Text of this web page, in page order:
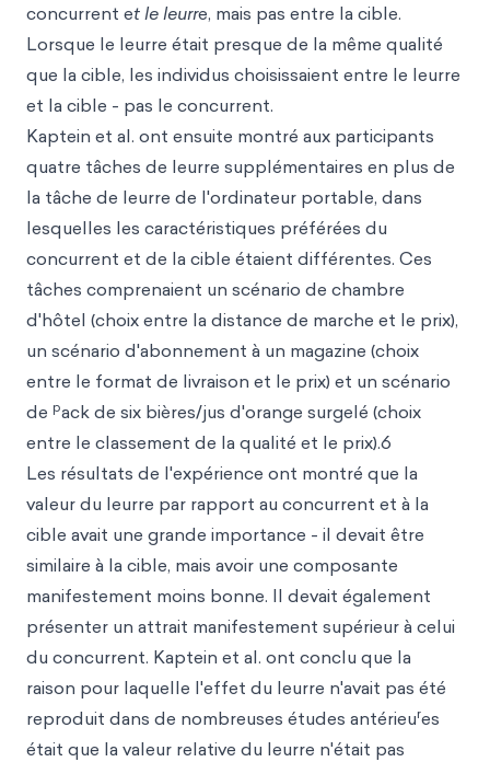
concurrent et le leurre, mais pas entre la cible.
Lorsque le leurre était presque de la même qualité
que la cible, les individus choisissaient entre le leurre
et la cible - pas le concurrent.
Kaptein et al. ont ensuite montré aux participants
quatre tâches de leurre supplémentaires en plus de
la tâche de leurre de l'ordinateur portable, dans
lesquelles les caractéristiques préférées du
concurrent et de la cible étaient différentes. Ces
tâches comprenaient un scénario de chambre
d'hôtel (choix entre la distance de marche et le prix),
un scénario d'abonnement à un magazine (choix
entre le format de livraison et le prix) et un scénario
de pack de six bières/jus d'orange surgelé (choix
entre le classement de la qualité et le prix).6
Les résultats de l'expérience ont montré que la
valeur du leurre par rapport au concurrent et à la
cible avait une grande importance - il devait être
similaire à la cible, mais avoir une composante
manifestement moins bonne. Il devait également
présenter un attrait manifestement supérieur à celui
du concurrent. Kaptein et al. ont conclu que la
raison pour laquelle l'effet du leurre n'avait pas été
reproduit dans de nombreuses études antérieures
était que la valeur relative du leurre n'était pas